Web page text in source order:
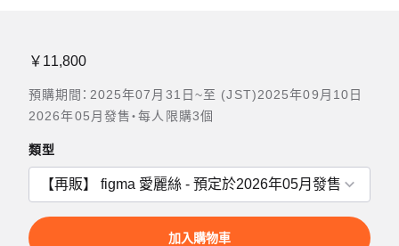
￥11,800
預購期間：2025年07月31日~至 (JST)2025年09月10日
2026年05月發售・每人限購3個
類型
加入購物車